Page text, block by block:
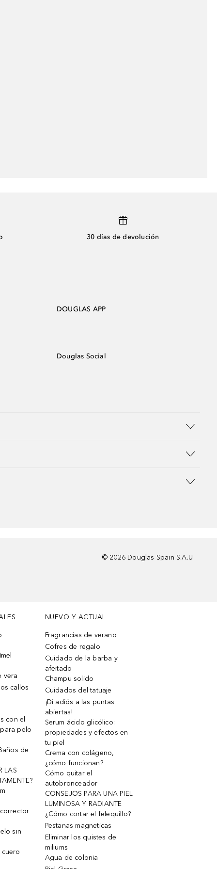
30 días de devolución
DOUGLAS APP
Douglas Social
© 2026 Douglas Spain S.A.U
vera
callos
con el
pelo
de
LAS
sin
cuero
NUEVO Y ACTUAL
Fragrancias de verano
Cofres de regalo
Cuidado de la barba y
afeitado
Champu solido
Cuidados del tatuaje
¡Di adiós a las puntas
abiertas!
Serum ácido glicólico:
propiedades y efectos en
tu piel
Crema con colágeno,
¿cómo funcionan?
Cómo quitar el
autobronceador
CONSEJOS PARA UNA PIEL
LUMINOSA Y RADIANTE
¿Cómo cortar el felequillo?
Pestanas magneticas
Eliminar los quistes de
miliums
Agua de colonia